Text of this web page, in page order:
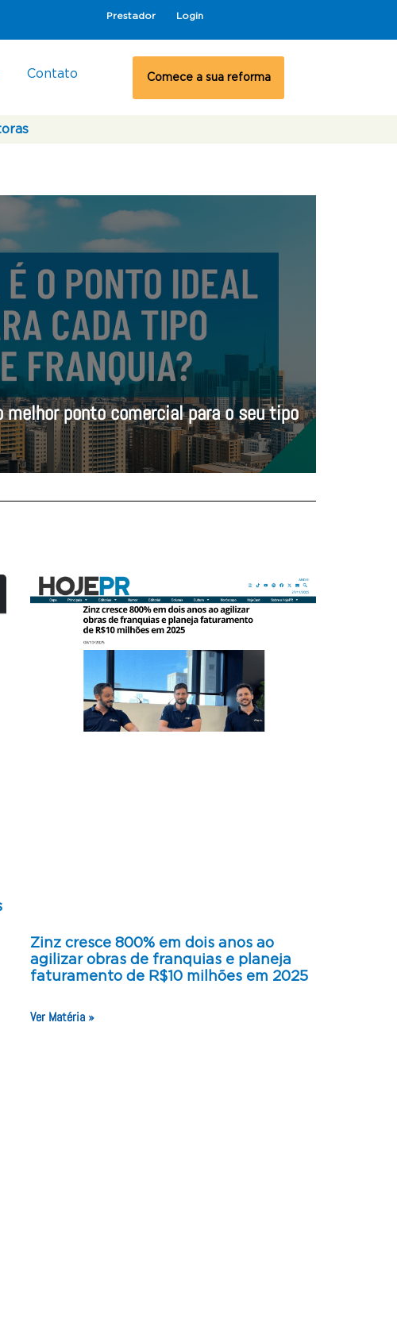
Prestador Login
Contato Comece a sua reforma
melhor ponto comercial para o seu tipo
Zinz cresce 800% em dois anos ao
agilizar obras de franquias e planeja
faturamento de R$10 milhões em 2025
Ver Matéria »